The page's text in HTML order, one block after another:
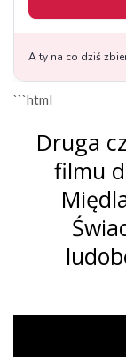
```html
Druga
filmu